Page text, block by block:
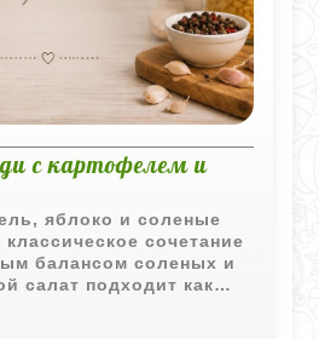
с картофелем и
яблоко и соленые
сочетание
балансом соленых и
салат подходит как
стола, так и для